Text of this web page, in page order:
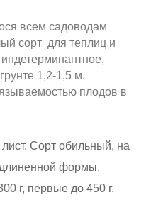
всем садоводам
сорт для теплиц и
1,2-1,5 м.
плодов в
Сорт обильный, на
формы,
г, первые до 450 г.